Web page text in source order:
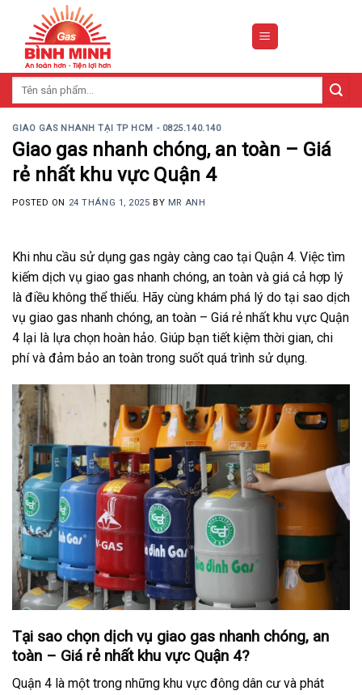
content
GIAO GAS NHANH TẠI TP HCM - 0825.140.140
Giao gas nhanh chóng, an toàn – Giá
rẻ nhất khu vực Quận 4
POSTED ON 24 THÁNG 1, 2025 BY MR ANH
Khi nhu cầu sử dụng gas ngày càng cao tại Quận 4. Việc tìm
kiếm dịch vụ giao gas nhanh chóng, an toàn và giá cả hợp lý
là điều không thể thiếu. Hãy cùng khám phá lý do tại sao dịch
vụ giao gas nhanh chóng, an toàn – Giá rẻ nhất khu vực Quận
4 lại là lựa chọn hoàn hảo. Giúp bạn tiết kiệm thời gian, chi
phí và đảm bảo an toàn trong suốt quá trình sử dụng.
Tại sao chọn dịch vụ giao gas nhanh chóng, an
toàn – Giá rẻ nhất khu vực Quận 4?
Quận 4 là một trong những khu vực đông dân cư và phát